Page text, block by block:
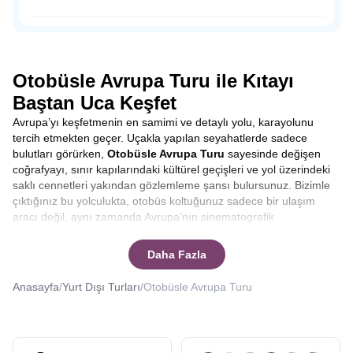
doğal güzelliğine rağmen, henüz çılgın turist kalabalığına
uğramamış bakir bir yerleşim yeri.
Otobüsle Avrupa Turu ile Kıtayı
Baştan Uca Keşfet
Avrupa’yı keşfetmenin en samimi ve detaylı yolu, karayolunu
tercih etmekten geçer. Uçakla yapılan seyahatlerde sadece
bulutları görürken, Otobüsle Avrupa Turu sayesinde değişen
coğrafyayı, sınır kapılarındaki kültürel geçişleri ve yol üzerindeki
saklı cennetleri yakından gözlemleme şansı bulursunuz. Bizimle
çıktığınız bu yolculukta, otobüs koltuğunuz sadece bir ulaşım
aracı değil, aynı zamanda Avrupa’nın sinematografik
şehirler arası geçişlerde rehberlerimizin anlatımlarıyla
bilgilenirken, molalarda yerel lezzetleri tatma fırsatı yakalarsınız.
kendisinden keyif alanlar için tasarlanmıştır.
Seyahat etmek, sadece yeni yerler görmek değil, aynı zamanda
Daha Fazla
Anasayfa/Yurt Dışı Turları/Otobüsle Avrupa Turu